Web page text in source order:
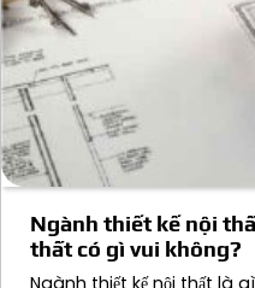
Ngành thiết kế nội
thất có gì vui không?
Ngành thiết kế nội thất là